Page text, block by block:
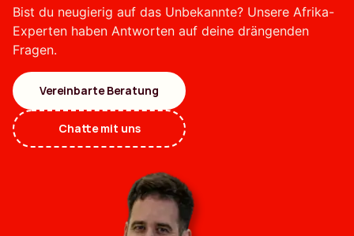
Bist du neugierig auf das Unbekannte? Unsere Afrika-
Experten haben Antworten auf deine drängenden
Fragen.
Vereinbarte Beratung
Chatte mit uns